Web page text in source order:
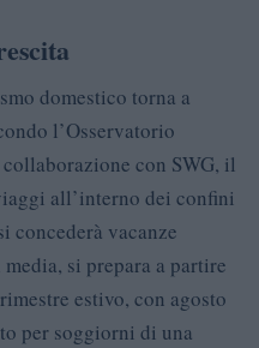
domestico torna a
l’Osservatorio
con SWG, il
all’interno dei confini
concederà vacanze
si prepara a partire
estivo, con agosto
per soggiorni di una